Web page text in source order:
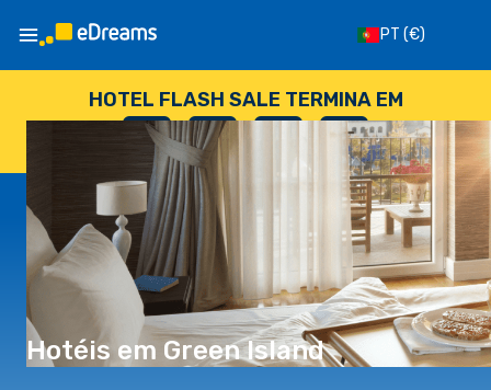
PT (€)
HOTEL FLASH SALE TERMINA EM
--
DIAS
: --
HORAS
: --
SEGUNDOS
Hotéis em Green Island